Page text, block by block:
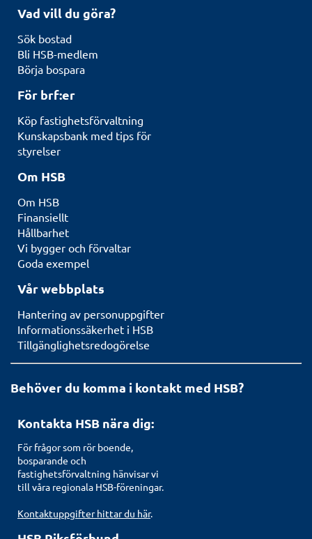
Vad vill du göra?
Sök bostad
Bli HSB-medlem
Börja bospara
För brf:er
Köp fastighetsförvaltning
Kunskapsbank med tips för
styrelser
Om HSB
Om HSB
Finansiellt
Hållbarhet
Vi bygger och förvaltar
Goda exempel
Vår webbplats
Hantering av personuppgifter
Informationssäkerhet i HSB
Tillgänglighetsredogörelse
Behöver du komma i kontakt med HSB?
Kontakta HSB nära dig:
För frågor som rör boende,
bosparande och
fastighetsförvaltning hänvisar vi
till våra regionala HSB-föreningar.
Kontaktuppgifter hittar du här.